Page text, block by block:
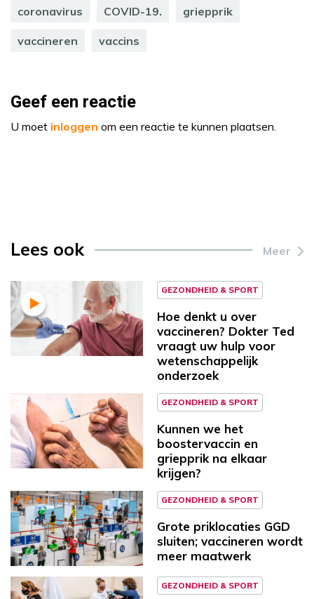
coronavirus COVID-19. griepprik
vaccineren vaccins
Geef een reactie
U moet inloggen om een reactie te kunnen plaatsen.
Lees ook Meer
GEZONDHEID & SPORT
Hoe denkt u over
vaccineren? Dokter Ted
vraagt uw hulp voor
wetenschappelijk
onderzoek
GEZONDHEID & SPORT
Kunnen we het
boostervaccin en
griepprik na elkaar
krijgen?
GEZONDHEID & SPORT
Grote priklocaties GGD
sluiten; vaccineren wordt
meer maatwerk
GEZONDHEID & SPORT